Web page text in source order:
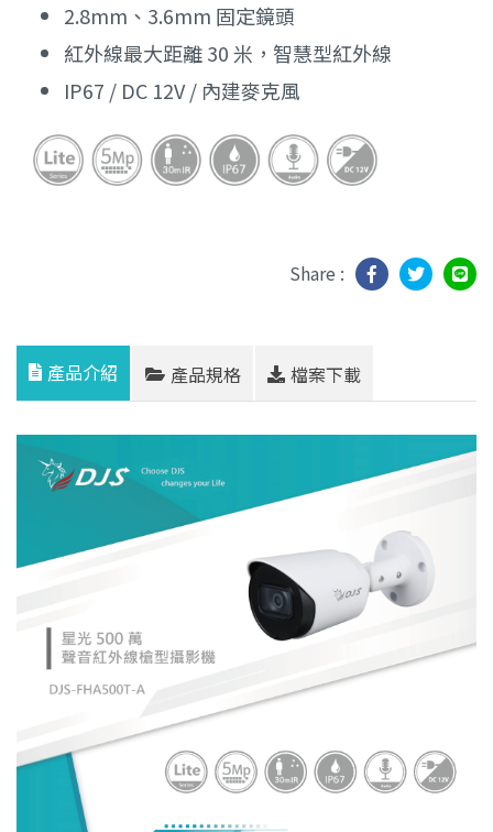
2.8mm、3.6mm 固定鏡頭
紅外線最大距離 30 米，智慧型紅外線
IP67 / DC 12V / 內建麥克風
Share :
產品介紹 產品規格 檔案下載